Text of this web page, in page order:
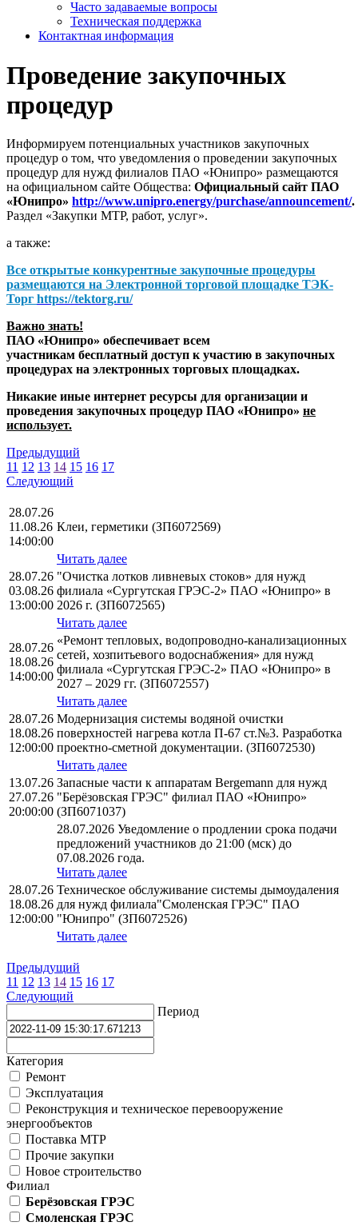
Часто задаваемые вопросы
Техническая поддержка
Контактная информация
Проведение закупочных
процедур
Информируем потенциальных участников закупочных
процедур о том, что уведомления о проведении закупочных
процедур для нужд филиалов ПАО «Юнипро» размещаются
на официальном сайте Общества: Официальный сайт ПАО
«Юнипро» http://www.unipro.energy/purchase/announcement/.
Раздел «Закупки МТР, работ, услуг».
а также:
Все открытые конкурентные закупочные процедуры
размещаются на Электронной торговой площадке ТЭК-
Торг https://tektorg.ru/
Важно знать!
ПАО «Юнипро» обеспечивает всем
участникам бесплатный доступ к участию в закупочных
процедурах на электронных торговых площадках.
Никакие иные интернет ресурсы для организации и
проведения закупочных процедур ПАО «Юнипро» не
использует.
Предыдущий
11 12 13 14 15 16 17
Следующий
28.07.26
11.08.26
14:00:00
Клеи, герметики (ЗП6072569)
Читать далее
28.07.26
03.08.26
13:00:00
"Очистка лотков ливневых стоков» для нужд
филиала «Сургутская ГРЭС-2» ПАО «Юнипро» в
2026 г. (ЗП6072565)
Читать далее
28.07.26
18.08.26
14:00:00
«Ремонт тепловых, водопроводно-канализационных
сетей, хозпитьевого водоснабжения» для нужд
филиала «Сургутская ГРЭС-2» ПАО «Юнипро» в
2027 – 2029 гг. (ЗП6072557)
Читать далее
28.07.26
18.08.26
12:00:00
Модернизация системы водяной очистки
поверхностей нагрева котла П-67 ст.№3. Разработка
проектно-сметной документации. (ЗП6072530)
Читать далее
13.07.26
27.07.26
20:00:00
Запасные части к аппаратам Bergemann для нужд
"Берёзовская ГРЭС" филиал ПАО «Юнипро»
(ЗП6071037)
28.07.2026 Уведомление о продлении срока подачи
предложений участников до 21:00 (мск) до
07.08.2026 года.
Читать далее
28.07.26
18.08.26
12:00:00
Техническое обслуживание системы дымоудаления
для нужд филиала"Смоленская ГРЭС" ПАО
"Юнипро" (ЗП6072526)
Читать далее
Предыдущий
11 12 13 14 15 16 17
Следующий
Период
Категория
Ремонт
Эксплуатация
Реконструкция и техническое перевооружение
энергообъектов
Поставка МТР
Прочие закупки
Новое строительство
Филиал
Берёзовская ГРЭС
Смоленская ГРЭС